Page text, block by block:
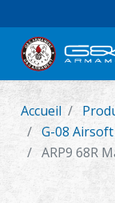
Nouveautés
FUSIL AIRSOFT
Accueil
G-08
ARP9 68R